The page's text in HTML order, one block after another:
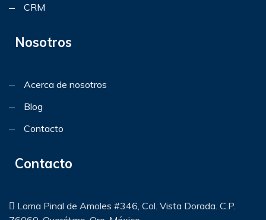
CRM
Nosotros
Acerca de nosotros
Blog
Contacto
Contacto
Loma Pinal de Amoles #346, Col. Vista Dorada. C.P.